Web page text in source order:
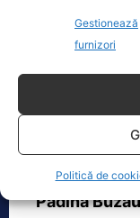
Gestionează
furnizori
Politică de
TAGS ELIMINARE
Dronă
Padina